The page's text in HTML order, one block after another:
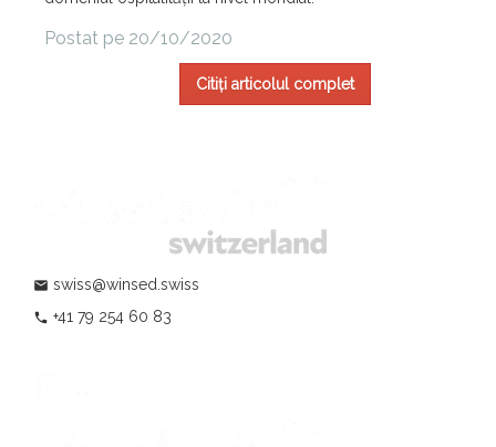
Postat pe 20/10/2020
Citiți articolul complet
mail swiss@winsed.swiss
phone +41 79 254 60 83